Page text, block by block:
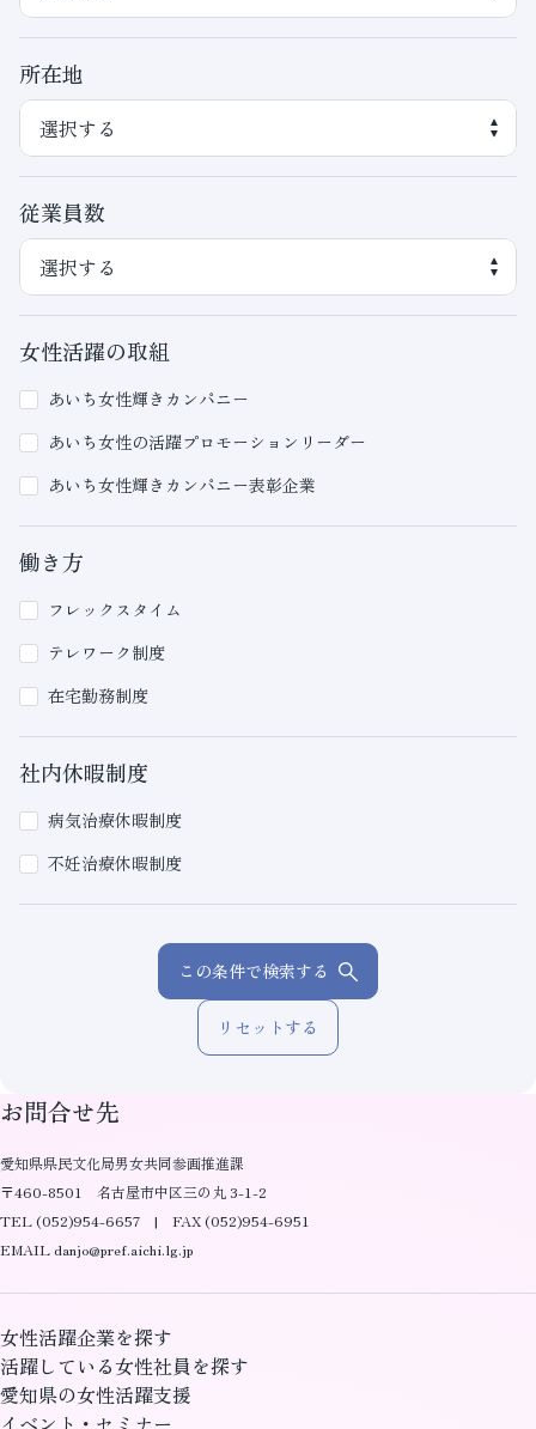
所在地
従業員数
女性活躍の取組
あいち女性輝きカンパニー
あいち女性の活躍プロモーションリーダー
あいち女性輝きカンパニー表彰企業
働き方
フレックスタイム
テレワーク制度
在宅勤務制度
社内休暇制度
病気治療休暇制度
不妊治療休暇制度
この条件で検索する
リセットする
お問合せ先
愛知県県民文化局男女共同参画推進課
〒460-8501 名古屋市中区三の丸 3-1-2
TEL (052)954-6657 | FAX (052)954-6951
EMAIL danjo@pref.aichi.lg.jp
女性活躍企業を探す
活躍している女性社員を探す
愛知県の女性活躍支援